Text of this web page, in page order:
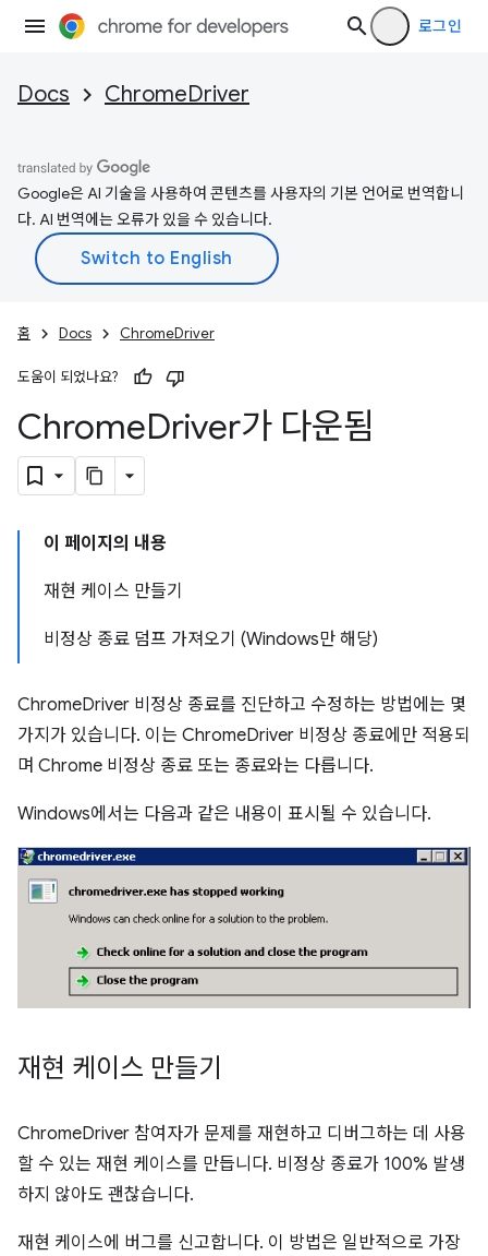
로그인
Docs ChromeDriver
Google은 AI 기술을 사용하여 콘텐츠를 사용자의 기본 언어로 번역합니
다. AI 번역에는 오류가 있을 수 있습니다.
홈 Docs ChromeDriver
도움이 되었나요?
ChromeDriver가 다운됨
이 페이지의 내용
재현 케이스 만들기
비정상 종료 덤프 가져오기 (Windows만 해당)
ChromeDriver 비정상 종료를 진단하고 수정하는 방법에는 몇
가지가 있습니다. 이는 ChromeDriver 비정상 종료에만 적용되
며 Chrome 비정상 종료 또는 종료와는 다릅니다.
Windows에서는 다음과 같은 내용이 표시될 수 있습니다.
재현 케이스 만들기
ChromeDriver 참여자가 문제를 재현하고 디버그하는 데 사용
할 수 있는 재현 케이스를 만듭니다. 비정상 종료가 100% 발생
하지 않아도 괜찮습니다.
재현 케이스에 버그를 신고합니다. 이 방법은 일반적으로 가장